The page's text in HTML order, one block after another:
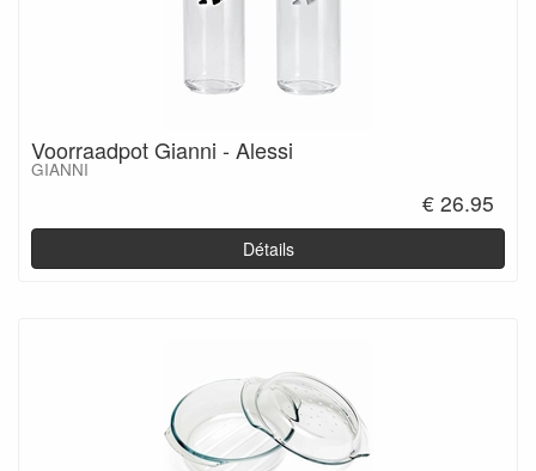
Voorraadpot Gianni - Alessi
GIANNI
€ 26.95
Détails